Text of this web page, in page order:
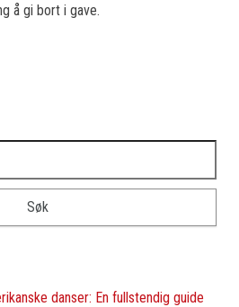
å gi bort i gave.
danser: En fullstendig guide